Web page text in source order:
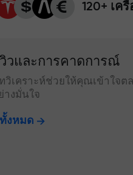
120+ เค
วและการคาดการณ์
วิเคราะห์ช่วยให้คุณเข้าใจต
างมั่นใจ
งหมด